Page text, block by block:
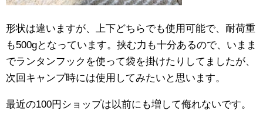
形状は違いますが、上下どちらでも使用可能で、耐荷重
も500gとなっています。挟む力も十分あるので、いまま
でランタンフックを使って袋を掛けたりしてましたが、
次回キャンプ時には使用してみたいと思います。
最近の100円ショップは以前にも増して侮れないです。